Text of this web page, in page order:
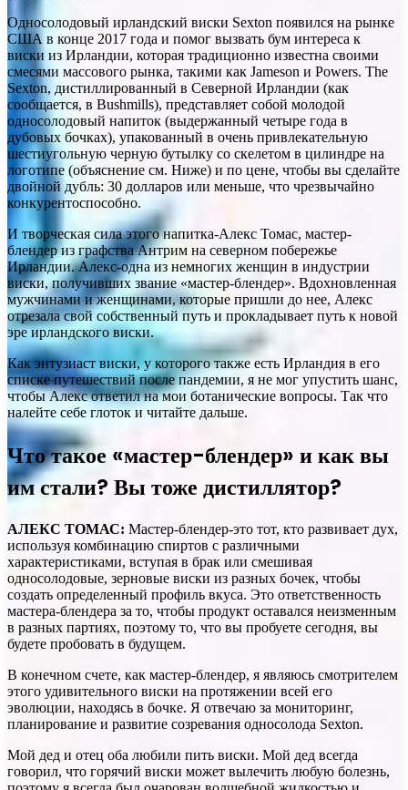
Односолодовый ирландский виски Sexton появился на рынке
США в конце 2017 года и помог вызвать бум интереса к
виски из Ирландии, которая традиционно известна своими
смесями массового рынка, такими как Jameson и Powers. The
Sexton, дистиллированный в Северной Ирландии (как
сообщается, в Bushmills), представляет собой молодой
односолодовый напиток (выдержанный четыре года в
дубовых бочках), упакованный в очень привлекательную
шестиугольную черную бутылку со скелетом в цилиндре на
логотипе (объяснение см. Ниже) и по цене, чтобы вы сделайте
двойной дубль: 30 долларов или меньше, что чрезвычайно
конкурентоспособно.
И творческая сила этого напитка-Алекс Томас, мастер-
блендер из графства Антрим на северном побережье
Ирландии. Алекс-одна из немногих женщин в индустрии
виски, получивших звание «мастер-блендер». Вдохновленная
мужчинами и женщинами, которые пришли до нее, Алекс
отрезала свой собственный путь и прокладывает путь к новой
эре ирландского виски.
Как энтузиаст виски, у которого также есть Ирландия в его
списке путешествий после пандемии, я не мог упустить шанс,
чтобы Алекс ответил на мои ботанические вопросы. Так что
налейте себе глоток и читайте дальше.
Что такое «мастер-блендер» и как вы
им стали? Вы тоже дистиллятор?
АЛЕКС ТОМАС: Мастер-блендер-это тот, кто развивает дух,
используя комбинацию спиртов с различными
характеристиками, вступая в брак или смешивая
односолодовые, зерновые виски из разных бочек, чтобы
создать определенный профиль вкуса. Это ответственность
мастера-блендера за то, чтобы продукт оставался неизменным
в разных партиях, поэтому то, что вы пробуете сегодня, вы
будете пробовать в будущем.
В конечном счете, как мастер-блендер, я являюсь смотрителем
этого удивительного виски на протяжении всей его
эволюции, находясь в бочке. Я отвечаю за мониторинг,
планирование и развитие созревания односолода Sexton.
Мой дед и отец оба любили пить виски. Мой дед всегда
говорил, что горячий виски может вылечить любую болезнь,